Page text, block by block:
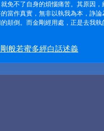
免不了自身的煩惱痛苦。其原因，
當作真實，無非以執我為本，諍論
顛倒。而金剛經用處，正是去我執
般若蜜多經白話述義